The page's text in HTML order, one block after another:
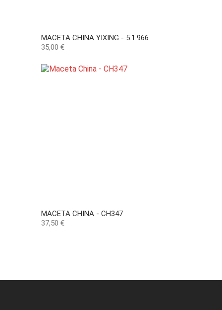
MACETA CHINA YIXING - 5.1.966
Precio
35,00 €
MACETA CHINA - CH347
Precio
37,50 €